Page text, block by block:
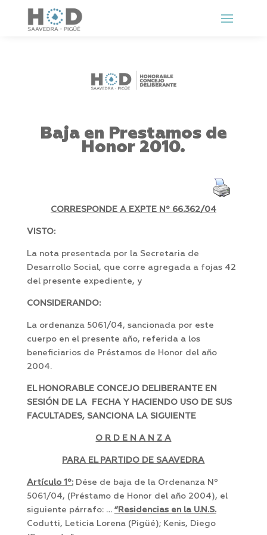
Baja en Prestamos de
Honor 2010.
CORRESPONDE A EXPTE Nº 66.362/04
VISTO:
La nota presentada por la Secretaria de
Desarrollo Social, que corre agregada a fojas 42
del presente expediente, y
CONSIDERANDO:
La ordenanza 5061/04, sancionada por este
cuerpo en el presente año, referida a los
beneficiarios de Préstamos de Honor del año
2004.
EL HONORABLE CONCEJO DELIBERANTE EN
SESIÓN DE LA FECHA Y HACIENDO USO DE SUS
FACULTADES, SANCIONA LA SIGUIENTE
O R D E N A N Z A
PARA EL PARTIDO DE SAAVEDRA
Artículo 1º:Dése de baja de la Ordenanza Nº
5061/04, (Préstamo de Honor del año 2004), el
siguiente párrafo: … “Residencias en la U.N.S.
Codutti, Leticia Lorena (Pigüé); Kenis, Diego